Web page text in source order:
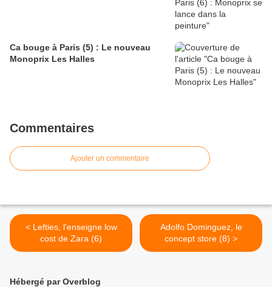
Ca bouge à Paris (5) : Le nouveau
Monoprix Les Halles
Commentaires
Ajouter un commentaire
< Lefties, l'enseigne low
cost de Zara (6)
Adolfo Dominguez, le
concept store (8) >
Hébergé par Overblog